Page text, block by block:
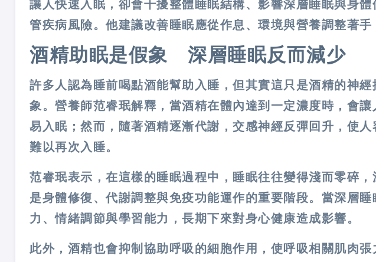
讓人快速入眠，卻會干擾整體睡眠結構、影響深層睡眠與身
管疾病風險。他建議改善睡眠應從作息、環境與營養調整著手
酒精助眠是假象 深層睡眠反而減少
許多人認為睡前喝點酒能幫助入睡，但其實這只是酒精的神
象。營養師范睿珉解釋，當酒精在體內達到一定濃度時，會
易入眠；然而，隨著酒精逐漸代謝，交感神經反彈回升，使
難以再次入睡。
范睿珉表示，在這樣的睡眠過程中，睡眠往往變得淺而零碎
是身體修復、代謝調整與免疫功能運作的重要階段。當深層
力、情緒調節與學習能力，長期下來對身心健康造成影響。
此外，酒精也會抑制協助呼吸的細胞作用，使呼吸相關肌肉